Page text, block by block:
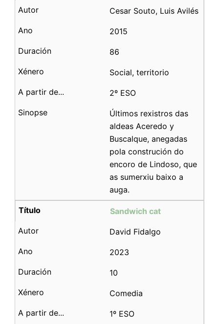
Cesar Souto, Luis Avilés
2015
86
Social, territorio
2º ESO
Últimos rexistros das
aldeas Aceredo y
Buscalque, anegadas
pola construción do
encoro de Lindoso, que
as sumerxiu baixo a
auga.
Sandwich cat
David Fidalgo
2023
10
Comedia
1º ESO